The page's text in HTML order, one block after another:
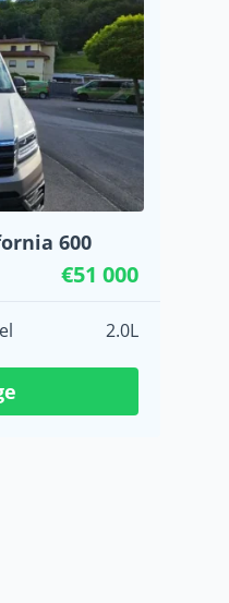
600
€51 000
2.0L